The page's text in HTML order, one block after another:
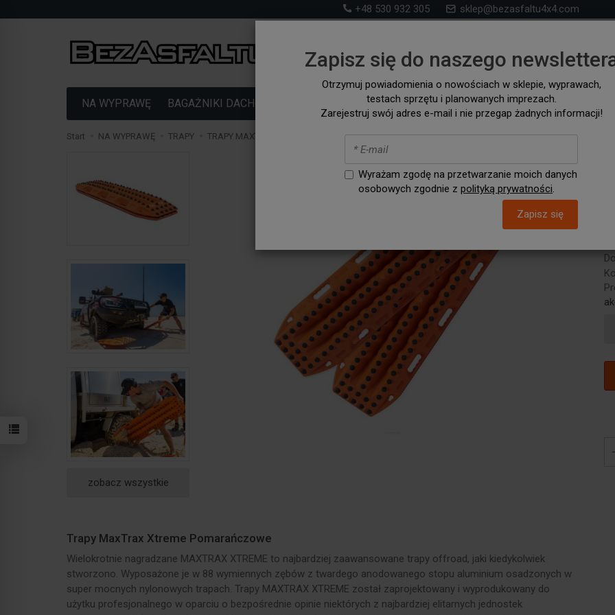
Zapisz się do naszego
Otrzymuj powiadomienia o nowościach w sklepie, wyprawach,
testach sprzętu i planowanych imprezach.
Zarejestruj swój adres e-mail i nie przegap żadnych informacji!
Wyrażam zgodę na przetwarzanie moich danych
osobowych zgodnie z polityką prywatności.
Zapisz się
+48 530 932 305 sklep@bezasfaltu4x4.com
samochodów 4x4 i kampervanów
NA WYPRAWĘ BAGAŻNIKI DACHOWE FRONT RUNNER SZUKAJ WG. SAMOCHODU AKCESORIA /
Start NA WYPRAWĘ TRAPY TRAPY MAXTRAX Trapy MAXTRAX XTREME pomarańczowe
zobacz wszystkie
Trapy MaxTrax Xtreme Pomarańczowe
Wielokrotnie nagradzane MAXTRAX XTREME to najbardziej zaawansowane trapy offroad, jaki kiedykolwiek
stworzono. Wyposażone je w 88 wymiennych zębów z twardego anodowanego stopu aluminium osadzonych w
super mocnych nylonowych trapach. Trapy MAXTRAX XTREME został zaprojektowany i wyprodukowany do
użytku profesjonalnego w oparciu o bezpośrednie opinie niektórych z najbardziej elitarnych jednostek